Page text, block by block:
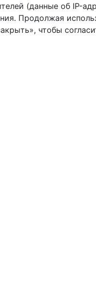
(данные об IP-
Продолжая
чтобы